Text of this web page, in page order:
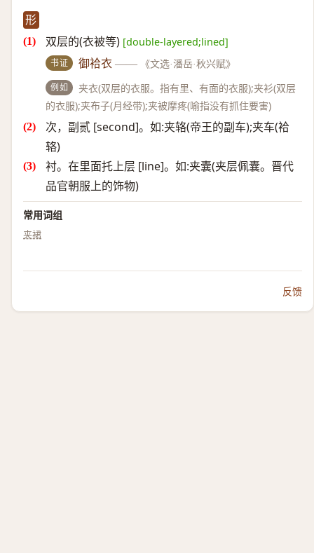
形
双层的(衣被等) [double-layered;lined]
书证 御袷衣 —— 《文选·潘岳·秋兴赋》
例如
夹衣(双层的衣服。指有里、有面的衣服);夹衫(双层
的衣服);夹布子(月经带);夹被摩疼(喻指没有抓住要害)
次，副贰 [second]。如:夹辂(帝王的副车);夹车(袷
辂)
衬。在里面托上层 [line]。如:夹囊(夹层佩囊。晋代
品官朝服上的饰物)
常用词组
夹裙
反馈